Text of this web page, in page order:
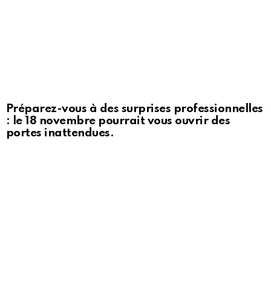
Préparez-vous à des surprises professionnelles
: le 18 novembre pourrait vous ouvrir des
portes inattendues.